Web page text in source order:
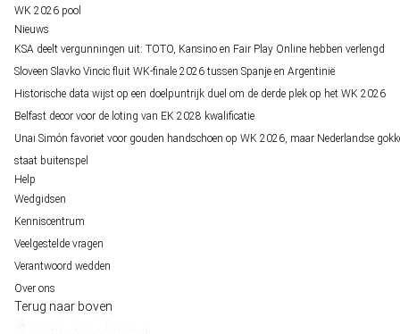
WK 2026 pool
Nieuws
KSA deelt vergunningen uit: TOTO, Kansino en Fair Play Online hebben verlengd
Sloveen Slavko Vincic fluit WK-finale 2026 tussen Spanje en Argentinië
Historische data wijst op een doelpuntrijk duel om de derde plek op het WK 2026
Belfast decor voor de loting van EK 2028 kwalificatie
Unai Simón favoriet voor gouden handschoen op WK 2026, maar Nederlandse
staat buitenspel
Help
Wedgidsen
Kenniscentrum
Veelgestelde vragen
Verantwoord wedden
Over ons
Terug naar boven